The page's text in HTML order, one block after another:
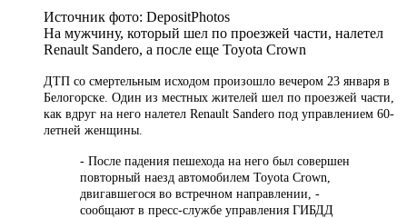
Источник фото: DepositPhotos
На мужчину, который шел по проезжей части, налетел
Renault Sandero, а после еще Toyota Crown
ДТП со смертельным исходом произошло вечером 23 января в
Белогорске. Один из местных жителей шел по проезжей части,
как вдруг на него налетел Renault Sandero под управлением 60-
летней женщины.
- После падения пешехода на него был совершен
повторный наезд автомобилем Toyota Crown,
двигавшегося во встречном направлении, -
сообщают в пресс-службе управления ГИБДД